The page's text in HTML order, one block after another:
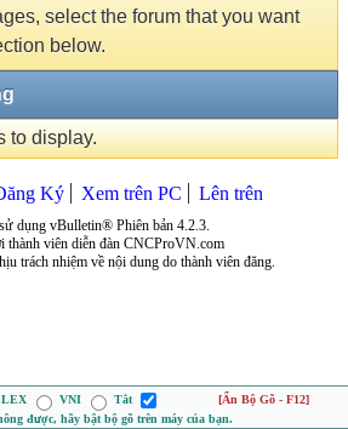
select the forum that you want
below.
to display.
Ký Xem trên PC Lên trên
dụng vBulletin® Phiên bản 4.2.3.
thành viên diễn đàn CNCProVN.com
trách nhiệm về nội dung do thành viên đăng.
VNI Tắt
[Ẩn Bộ Gõ - F12]
được, hãy bật bộ gõ trên máy của bạn.